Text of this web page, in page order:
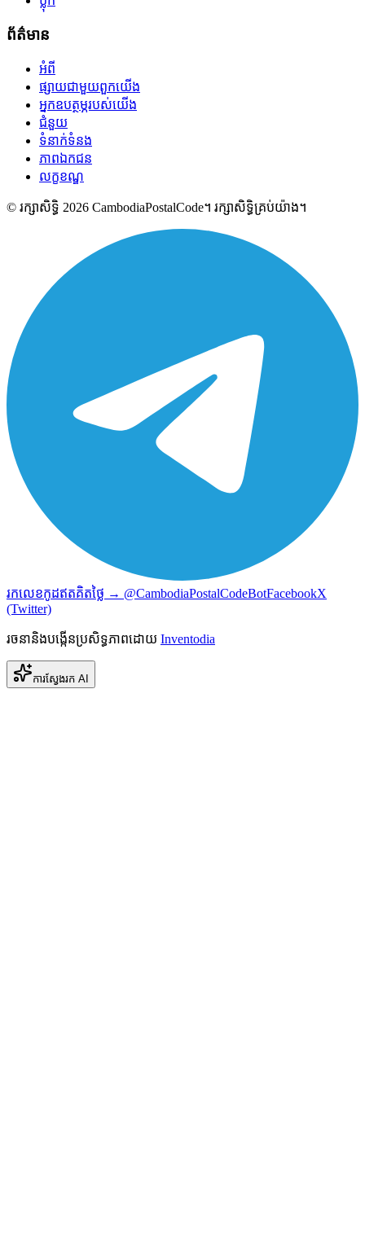
ព័ត៌មាន
អំពី
ផ្សាយជាមួយពួកយើង
អ្នកឧបត្ថម្ភរបស់យើង
ជំនួយ
ទំនាក់ទំនង
ភាពឯកជន
លក្ខខណ្ឌ
© រក្សាសិទ្ធិ 2026 CambodiaPostalCode។ រក្សាសិទ្ធិគ្រប់យ៉ាង។
រកលេខកូដឥតគិតថ្លៃ → @CambodiaPostalCodeBotFacebookX
(Twitter)
រចនានិងបង្កើនប្រសិទ្ធភាពដោយ Inventodia
ការស្វែងរក AI